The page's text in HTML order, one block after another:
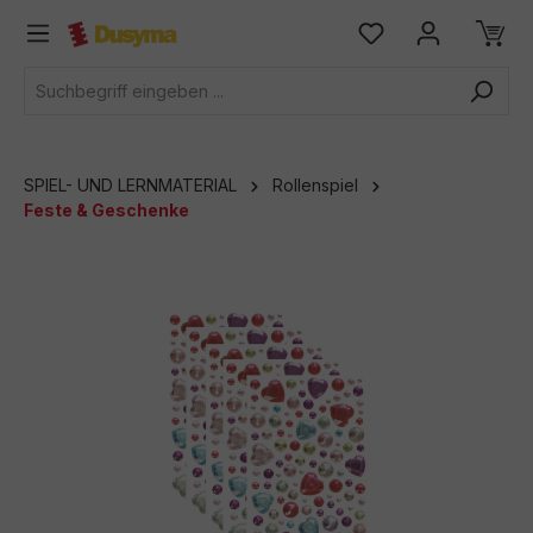
springen
SPIEL- UND LERNMATERIAL
Rollenspiel
Feste & Geschenke
Bildergalerie überspringen